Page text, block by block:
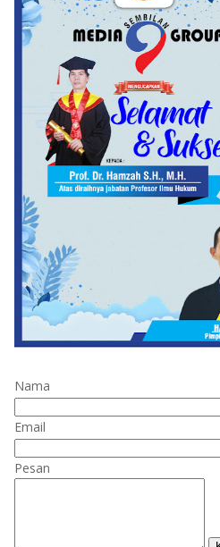
Nama
Email
Pesan